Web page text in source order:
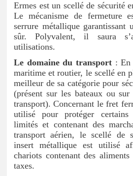
Ermes est un scellé de sécurité
Le mécanisme de fermeture
serrure métallique garantissant
sûr. Polyvalent, il saura
utilisations.
Le domaine du transport: En
maritime et routier, le scellé en
meilleur de sa catégorie pour
(présent sur les bateaux ou
transport). Concernant le fret
utilisé pour protéger certains
limités et contenant des
transport aérien, le scellé de
insert métallique est utilisé
chariots contenant des
taxes.